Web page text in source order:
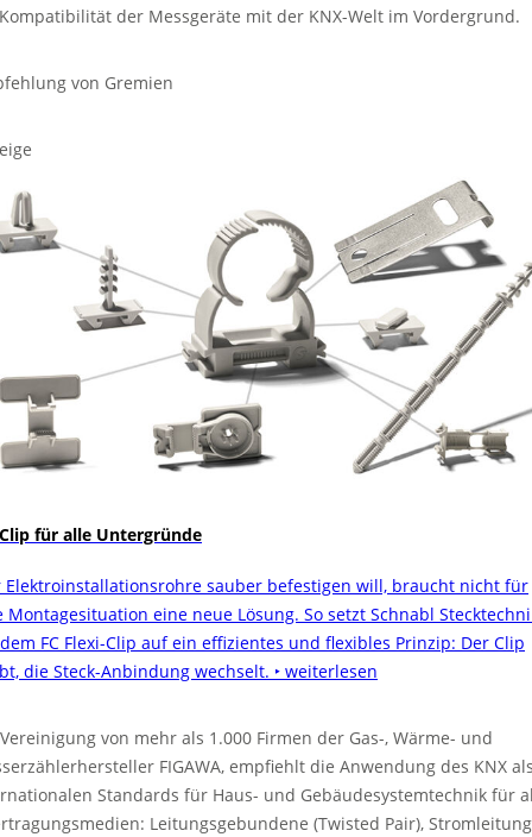
der Messgeräte mit der KNX-Welt im Vordergrund.
von Gremien
für alle Untergründe
Elektroinstallationsrohre sauber befestigen will, braucht nicht für
Montagesituation eine neue Lösung. So setzt Schnabl
FC Flexi-Clip auf ein effizientes und flexibles Prinzip: Der Clip
die Steck-Anbindung wechselt. ‣ weiterlesen
von mehr als 1.000 Firmen der Gas-, Wärme- und
FIGAWA, empfiehlt die Anwendung des KNX
Standards für Haus- und Gebäudesystemtechnik für
Leitungsgebundene (Twisted Pair), Strom­leitung